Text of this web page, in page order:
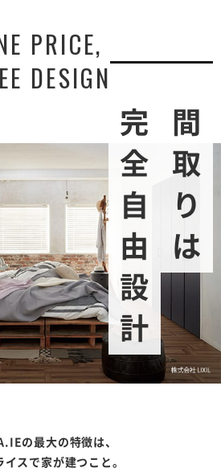
PRICE,
DESIGN
間取りは
完全自由設計
の最大の特徴は、
スで家が建つこと。